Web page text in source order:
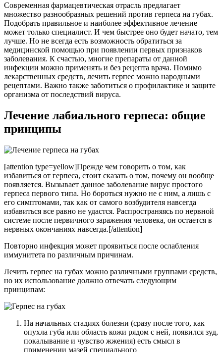
Современная фармацевтическая отрасль предлагает
множество разнообразных решений против герпеса на губах.
Подобрать правильное и наиболее эффективное лечение
может только специалист. И чем быстрее оно будет начато, тем
лучше. Но не всегда есть возможность обратиться за
медицинской помощью при появлении первых признаков
заболевания. К счастью, многие препараты от данной
инфекции можно применять и без рецепта врача. Помимо
лекарственных средств, лечить герпес можно народными
рецептами. Важно также заботиться о профилактике и защите
организма от последствий вируса.
Лечение лабиального герпеса: общие
принципы
[attention type=yellow]Прежде чем говорить о том, как
избавиться от герпеса, стоит сказать о том, почему он вообще
появляется. Вызывает данное заболевание вирус простого
герпеса первого типа. Но бороться нужно не с ним, а лишь с
его симптомами, так как от самого возбудителя навсегда
избавиться все равно не удастся. Распространяясь по нервной
системе после первичного заражения человека, он остается в
нервных окончаниях навсегда.[/attention]
Повторно инфекция может проявиться после ослабления
иммунитета по различным причинам.
Лечить герпес на губах можно различными группами средств,
но их использование должно отвечать следующим
принципам:
На начальных стадиях болезни (сразу после того, как
опухла губа или область кожи рядом с ней, появился зуд,
покалывание и чувство жжения) есть смысл в
применении мазей специального